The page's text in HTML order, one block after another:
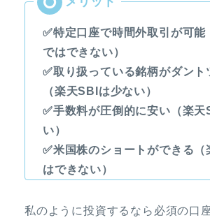
✅特定口座で時間外取引が可能
ではできない）
✅取り扱っている銘柄がダント
（楽天SBIは少ない）
✅手数料が圧倒的に安い（楽天
い）
✅米国株のショートができる
はできない）
私のように投資するなら必須の口